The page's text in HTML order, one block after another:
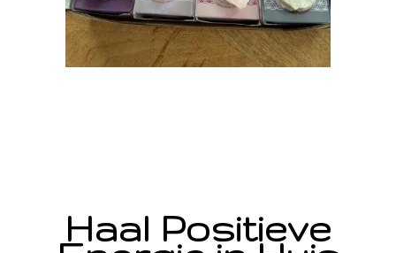
Haal Positieve